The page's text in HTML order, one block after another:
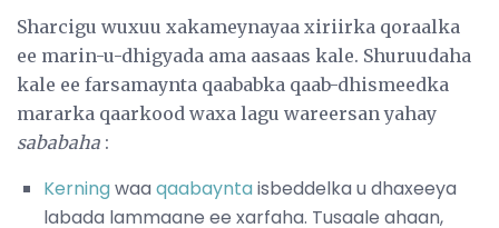
Sharcigu wuxuu xakameynayaa xiriirka qoraalka
ee marin-u-dhigyada ama aasaas kale. Shuruudaha
kale ee farsamaynta qaababka qaab-dhismeedka
mararka qaarkood waxa lagu wareersan yahay
sababaha :
Kerningwaa qaabayntaisbeddelka u dhaxeeya
labada lammaane ee xarfaha. Tusaale ahaan,